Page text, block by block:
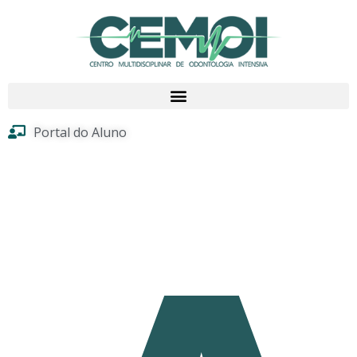
Portal do Aluno